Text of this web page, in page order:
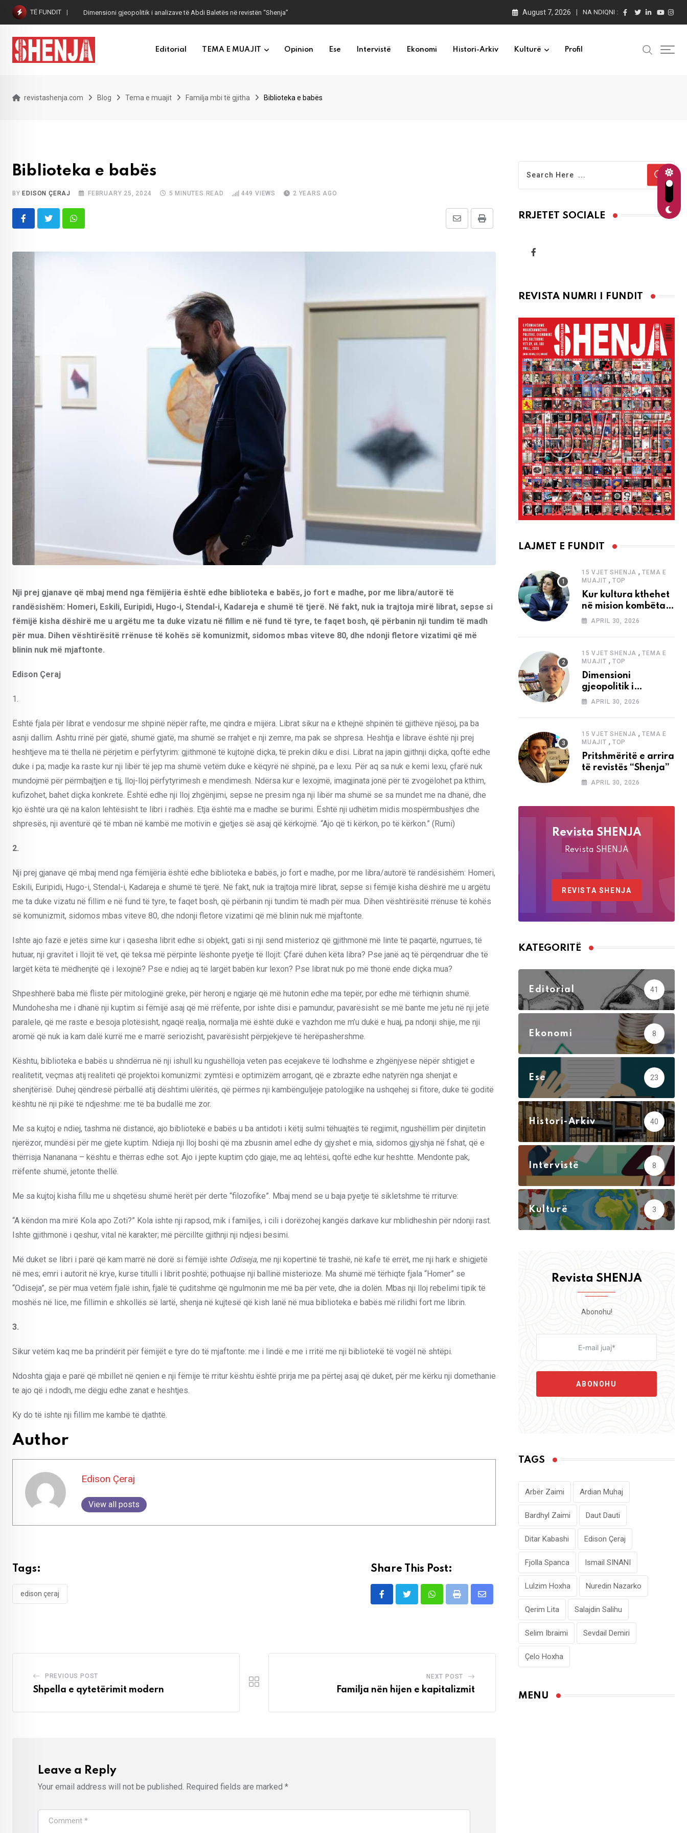
Skip
content
TË FUNDIT Dimensioni gjeopolitik i analizave të Abdi Baletës në revistën “Shenja” August 7, 2026 NA NDIQNI :
Editorial TEMA E MUAJIT Opinion Ese Intervistë Ekonomi Histori-Arkiv Kulturë Profil
revistashenja.com Blog Tema e muajit Familja mbi të gjitha Biblioteka e babës
Biblioteka e babës
BYEDISON ÇERAJ FEBRUARY 25, 2024 5 MINUTES READ 449 VIEWS 2 YEARS AGO
Whatsapp Print
Share
Email
Nji prej gjanave që mbaj mend nga fëmijëria është edhe biblioteka e babës, jo fort e madhe, por me libra/autorë të
randësishëm: Homeri, Eskili, Euripidi, Hugo-i, Stendal-i, Kadareja e shumë të tjerë. Në fakt, nuk ia trajtoja mirë librat, sepse si
fëmijë kisha dëshirë me u argëtu me ta duke vizatu në fillim e në fund të tyre, te faqet bosh, që përbanin nji tundim të madh
për mua. Dihen vështirësitë rrënuse të kohës së komunizmit, sidomos mbas viteve 80, dhe ndonji fletore vizatimi që më
blinin nuk më mjaftonte.
Edison Çeraj
1.
Është fjala për librat e vendosur me shpinë nëpër rafte, me qindra e mijëra. Librat sikur na e kthejnë shpinën të gjithëve njësoj, pa ba
asnji dallim. Ashtu rrinë për gjatë, shumë gjatë, ma shumë se rrahjet e nji zemre, ma pak se shpresa. Heshtja e librave është nji prej
heshtjeve ma të thella në përjetim e përfytyrim: gjithmonë të kujtojnë diçka, të prekin diku e disi. Librat na japin gjithnji diçka, qoftë edhe
duke i pa; madje ka raste kur nji libër të jep ma shumë vetëm duke e këqyrë në shpinë, pa e lexu. Për aq sa nuk e kemi lexu, çfarë nuk
mundojmë për përmbajtjen e tij, lloj-lloj përfytyrimesh e mendimesh. Ndërsa kur e lexojmë, imagjinata jonë për të zvogëlohet pa kthim,
kufizohet, bahet diçka konkrete. Është edhe nji lloj zhgënjimi, sepse ne presim nga nji libër ma shumë se sa mundet me na dhanë, dhe
kjo është ura që na kalon lehtësisht te libri i radhës. Etja është ma e madhe se burimi. Është nji udhëtim midis mospërmbushjes dhe
shpresës, nji aventurë që të mban në kambë me motivin e gjetjes së asaj që kërkojmë. “Ajo që ti kërkon, po të kërkon.” (Rumi)
2.
Nji prej gjanave që mbaj mend nga fëmijëria është edhe biblioteka e babës, jo fort e madhe, por me libra/autorë të randësishëm: Homeri,
Eskili, Euripidi, Hugo-i, Stendal-i, Kadareja e shumë të tjerë. Në fakt, nuk ia trajtoja mirë librat, sepse si fëmijë kisha dëshirë me u argëtu
me ta duke vizatu në fillim e në fund të tyre, te faqet bosh, që përbanin nji tundim të madh për mua. Dihen vështirësitë rrënuse të kohës
së komunizmit, sidomos mbas viteve 80, dhe ndonji fletore vizatimi që më blinin nuk më mjaftonte.
Ishte ajo fazë e jetës sime kur i qasesha librit edhe si objekt, gati si nji send misterioz që gjithmonë më linte të paqartë, ngurrues, të
hutuar, nji gravitet i llojit të vet, që teksa më përpinte lëshonte pyetje të llojit: Çfarë duhen këta libra? Pse janë aq të përqendruar dhe të
largët këta të mëdhenjtë që i lexojnë? Pse e ndiej aq të largët babën kur lexon? Pse librat nuk po më thonë ende diçka mua?
Shpeshherë baba më fliste për mitologjinë greke, për heronj e ngjarje që më hutonin edhe ma tepër, por edhe më tërhiqnin shumë.
Mundohesha me i dhanë nji kuptim si fëmijë asaj që më rrëfente, por ishte disi e pamundur, pavarësisht se më bante me jetu në nji jetë
paralele, që me raste e besoja plotësisht, ngaqë realja, normalja më është dukë e vazhdon me m’u dukë e huaj, pa ndonji shije, me nji
aromë që nuk ia kam dalë kurrë me e marrë seriozisht, pavarësisht përpjekjeve të herëpashershme.
Kështu, biblioteka e babës u shndërrua në nji ishull ku ngushëlloja veten pas ecejakeve të lodhshme e zhgënjyese nëpër shtigjet e
realitetit, veçmas atij realiteti që projektoi komunizmi: zymtësi e optimizëm arrogant, që e zbrazte edhe natyrën nga shenjat e
shenjtërisë. Duhej qëndresë përballë atij dështimi ulëritës, që përmes nji kambënguljeje patologjike na ushqehej si fitore, duke të goditë
kështu në nji pikë të ndjeshme: me të ba budallë me zor.
Me sa kujtoj e ndiej, tashma në distancë, ajo bibliotekë e babës u ba antidoti i këtij sulmi tëhuajtës të regjimit, ngushëllim për dinjitetin
njerëzor, mundësi për me gjete kuptim. Ndieja nji lloj boshi që ma zbusnin amel edhe dy gjyshet e mia, sidomos gjyshja në fshat, që e
thërrisja Nananana – kështu e thërras edhe sot. Ajo i jepte kuptim çdo gjaje, me aq lehtësi, qoftë edhe kur heshtte. Mendonte pak,
rrëfente shumë, jetonte thellë.
Me sa kujtoj kisha fillu me u shqetësu shumë herët për derte “filozofike”. Mbaj mend se u baja pyetje të sikletshme të rriturve:
“A këndon ma mirë Kola apo Zoti?” Kola ishte nji rapsod, mik i familjes, i cili i dorëzohej kangës darkave kur mblidheshin për ndonji rast.
Ishte gjithmonë i qeshur, vital në karakter; më përcillte gjithnji nji ndjesi besimi.
Më duket se libri i parë që kam marrë në dorë si fëmijë ishte Odiseja, me nji kopertinë të trashë, në kafe të errët, me nji hark e shigjetë
në mes; emri i autorit në krye, kurse titulli i librit poshtë; pothuajse nji ballinë misterioze. Ma shumë më tërhiqte fjala “Homer” se
“Odiseja”, se për mua vetëm fjalë ishin, fjalë të çuditshme që ngulmonin me më ba për vete, dhe ia dolën. Mbas nji lloj rebelimi tipik të
moshës në lice, me fillimin e shkollës së lartë, shenja në kujtesë që kish lanë në mua biblioteka e babës më rilidhi fort me librin.
3.
Sikur vetëm kaq me ba prindërit për fëmijët e tyre do të mjaftonte: me i lindë e me i rritë me nji bibliotekë të vogël në shtëpi.
Ndoshta gjaja e parë që mbillet në qenien e nji fëmije të rritur kështu është prirja me pa përtej asaj që duket, për me kërku nji domethanie
te ajo që i ndodh, me dëgju edhe zanat e heshtjes.
Ky do të ishte nji fillim me kambë të djathtë.
Author
Edison Çeraj
View all posts
Tags:
edison çeraj
Share This Post:
WhatsappPrint
Share
PREVIOUS POST
Shpella e qytetërimit modern
NEXT POST
Familja nën hijen e kapitalizmit
Leave a Reply
Your email address will not be published. Required fields are marked *
RRJETET SOCIALE
REVISTA NUMRI I FUNDIT
LAJMET E FUNDIT
15 VJET SHENJA ,TEMA E
MUAJIT , TOP
Kur kultura kthehet
në mision kombëtar
edhe në
APRIL 30, 2026
15 VJET SHENJA ,TEMA E
MUAJIT , TOP
Dimensioni
gjeopolitik i
analizave të Abdi
“Shenja”
APRIL 30, 2026
15 VJET SHENJA ,TEMA E
MUAJIT , TOP
Pritshmëritë e arrira
të revistës “Shenja”
APRIL 30, 2026
Revista SHENJA
Revista SHENJA
REVISTA SHENJA
KATEGORITË
Editorial 41
Ekonomi 8
Ese 23
Histori-Arkiv 40
Intervistë 8
Kulturë 3
Revista SHENJA
Abonohu!
ABONOHU
TAGS
Arbër Zaimi Ardian Muhaj
Bardhyl Zaimi Daut Dauti
Ditar Kabashi Edison Çeraj
Fjolla Spanca Ismail SINANI
Lulzim Hoxha Nuredin Nazarko
Qerim Lita Salajdin Salihu
Selim Ibraimi Sevdail Demiri
Çelo Hoxha
MENU